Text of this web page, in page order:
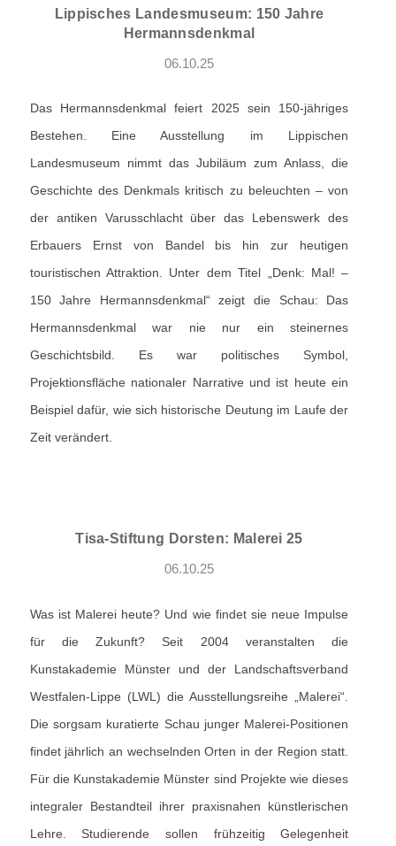
Lippisches Landesmuseum: 150 Jahre
Hermannsdenkmal
06.10.25
Das Hermannsdenkmal feiert 2025 sein 150-jähriges
Bestehen. Eine Ausstellung im Lippischen
Landesmuseum nimmt das Jubiläum zum Anlass, die
Geschichte des Denkmals kritisch zu beleuchten – von
der antiken Varusschlacht über das Lebenswerk des
Erbauers Ernst von Bandel bis hin zur heutigen
touristischen Attraktion. Unter dem Titel „Denk: Mal! –
150 Jahre Hermannsdenkmal“ zeigt die Schau: Das
Hermannsdenkmal war nie nur ein steinernes
Geschichtsbild. Es war politisches Symbol,
Projektionsfläche nationaler Narrative und ist heute ein
Beispiel dafür, wie sich historische Deutung im Laufe der
Zeit verändert.
Tisa-Stiftung Dorsten: Malerei 25
06.10.25
Was ist Malerei heute? Und wie findet sie neue Impulse
für die Zukunft? Seit 2004 veranstalten die
Kunstakademie Münster und der Landschaftsverband
Westfalen-Lippe (LWL) die Ausstellungsreihe „Malerei“.
Die sorgsam kuratierte Schau junger Malerei-Positionen
findet jährlich an wechselnden Orten in der Region statt.
Für die Kunstakademie Münster sind Projekte wie dieses
integraler Bestandteil ihrer praxisnahen künstlerischen
Lehre. Studierende sollen frühzeitig Gelegenheit